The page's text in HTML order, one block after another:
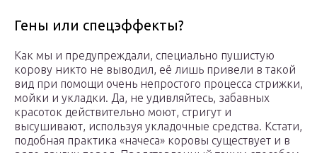
Гены или спецэффекты?
Как мы и предупреждали, специально пушистую
корову никто не выводил, её лишь привели в такой
вид при помощи очень непростого процесса стрижки,
мойки и укладки. Да, не удивляйтесь, забавных
красоток действительно моют, стригут и
высушивают, используя укладочные средства. Кстати,
подобная практика «начеса» коровы существует и в